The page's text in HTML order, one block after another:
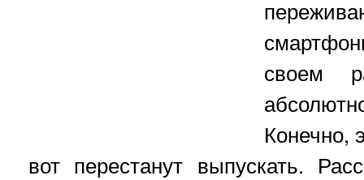
своем
Конечно,
вот перестанут выпускать.